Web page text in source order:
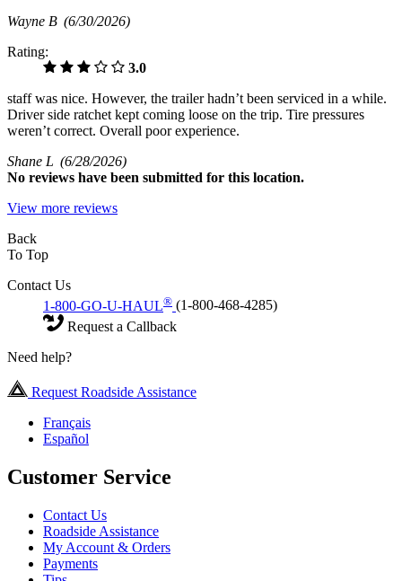
Wayne B (6/30/2026)
Rating:
3.0
staff was nice. However, the trailer hadn’t been serviced in a while.
Driver side ratchet kept coming loose on the trip. Tire pressures
weren’t correct. Overall poor experience.
Shane L (6/28/2026)
No reviews have been submitted for this location.
View more reviews
Back
To Top
Contact Us
1-800-GO-U-HAUL® (1-800-468-4285)
Request a Callback
Need help?
Request Roadside Assistance
Français
Español
Customer Service
Contact Us
Roadside Assistance
My Account & Orders
Payments